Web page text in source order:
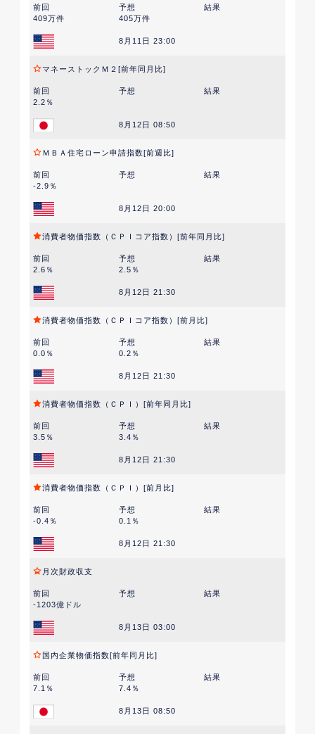
前回 予想
結果
409万件
405万件
8月11日 23:00
マネーストックＭ２[前年同月比]
前回 予想
結果
2.2％
8月12日 08:50
ＭＢＡ住宅ローン申請指数[前週比]
前回 予想
結果
-2.9％
8月12日 20:00
消費者物価指数（ＣＰＩコア指数）[前年同月比]
前回 予想
結果
2.6％
2.5％
8月12日 21:30
消費者物価指数（ＣＰＩコア指数）[前月比]
前回 予想
結果
0.0％
0.2％
8月12日 21:30
消費者物価指数（ＣＰＩ）[前年同月比]
前回 予想
結果
3.5％
3.4％
8月12日 21:30
消費者物価指数（ＣＰＩ）[前月比]
前回 予想
結果
-0.4％
0.1％
8月12日 21:30
月次財政収支
前回 予想
結果
-1203億ドル
8月13日 03:00
国内企業物価指数[前年同月比]
前回 予想
結果
7.1％
7.4％
8月13日 08:50